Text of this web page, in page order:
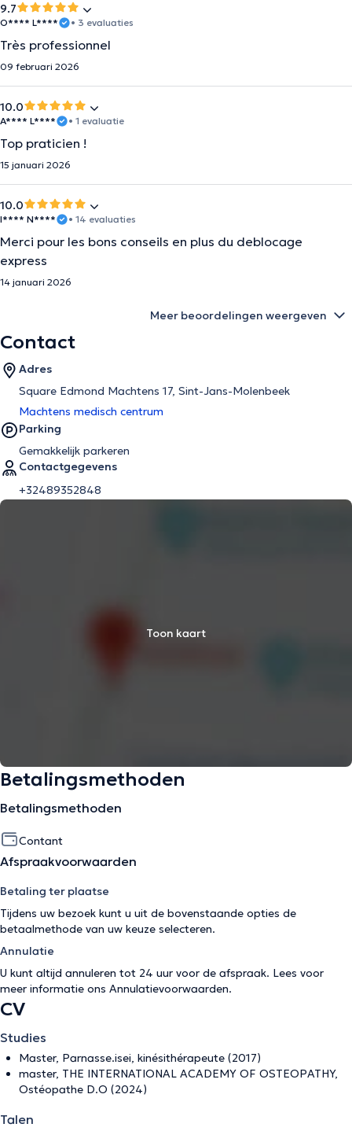
9.7
O**** L**** • 3 evaluaties
Très professionnel
09 februari 2026
10.0
A**** L**** • 1 evaluatie
Top praticien !
15 januari 2026
10.0
I**** N**** • 14 evaluaties
Merci pour les bons conseils en plus du deblocage
express
14 januari 2026
Meer beoordelingen weergeven
Contact
Adres
Square Edmond Machtens 17, Sint-Jans-Molenbeek
Machtens medisch centrum
Parking
Gemakkelijk parkeren
Contactgegevens
+32489352848
Toon kaart
Betalingsmethoden
Betalingsmethoden
Contant
Afspraakvoorwaarden
Betaling ter plaatse
Tijdens uw bezoek kunt u uit de bovenstaande opties de
betaalmethode van uw keuze selecteren.
Annulatie
U kunt altijd annuleren tot 24 uur voor de afspraak. Lees voor
meer informatie ons Annulatievoorwaarden.
CV
Studies
Master, Parnasse.isei, kinésithérapeute (2017)
master, THE INTERNATIONAL ACADEMY OF OSTEOPATHY,
Ostéopathe D.O (2024)
Talen